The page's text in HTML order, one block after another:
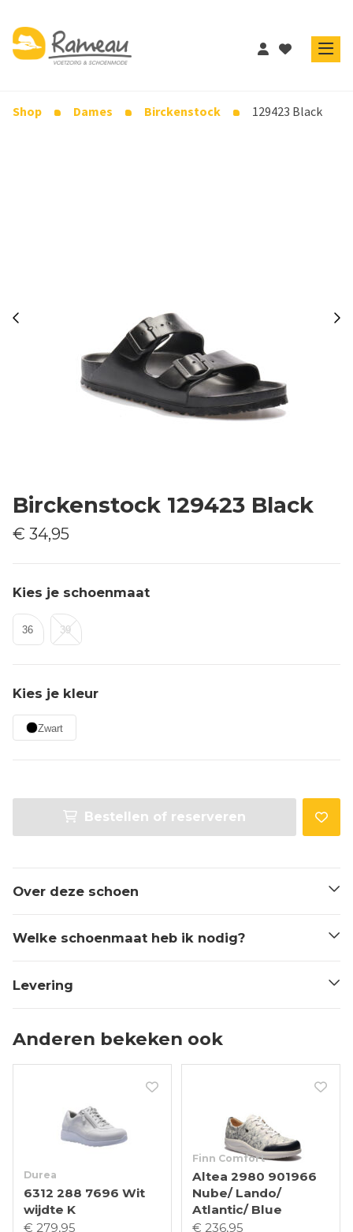
Shop Dames Birckenstock 129423 Black
Birckenstock 129423 Black
€ 34,95
Kies je schoenmaat
36 39
Kies je kleur
Zwart
Bestellen of reserveren
Over deze schoen
Welke schoenmaat heb ik nodig?
Levering
Anderen bekeken ook
Durea
6312 288 7696 Wit
wijdte K
€ 279,95
Finn Comfort
Altea 2980 901966
Nube/ Lando/
Atlantic/ Blue
€ 236,95